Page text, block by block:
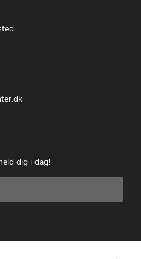
dig i dag!